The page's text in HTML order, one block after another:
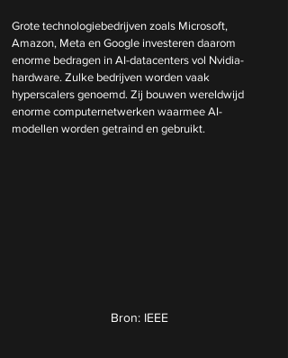
Grote technologiebedrijven zoals Microsoft,
Amazon, Meta en Google investeren daarom
enorme bedragen in AI-datacenters vol Nvidia-
hardware. Zulke bedrijven worden vaak
hyperscalers genoemd. Zij bouwen wereldwijd
enorme computernetwerken waarmee AI-
modellen worden getraind en gebruikt.
Bron: IEEE